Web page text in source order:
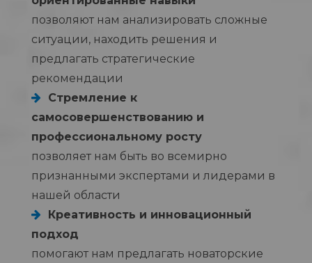
позволяют нам анализировать сложные
ситуации, находить решения и
предлагать стратегические
рекомендации
Стремление к
самосовершенствованию и
профессиональному росту
позволяет нам быть во всемирно
признанными экспертами и лидерами в
нашей области
Креативность и инновационный
подход
помогают нам предлагать новаторские